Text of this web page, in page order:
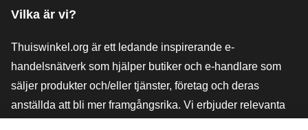
Vilka är vi?
Thuiswinkel.org är ett ledande inspirerande e-
handelsnätverk som hjälper butiker och e-handlare som
säljer produkter och/eller tjänster, företag och deras
anställda att bli mer framgångsrika. Vi erbjuder relevanta